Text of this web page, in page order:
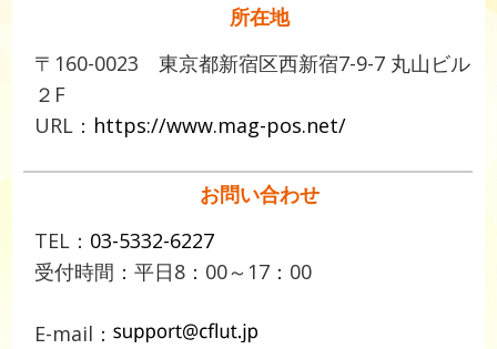
所在地
〒160-0023 東京都新宿区西新宿7-9-7 丸山ビル
２F
URL： https://www.mag-pos.net/
お問い合わせ
TEL： 03-5332-6227
受付時間：平日8：00～17：00
E-mail：